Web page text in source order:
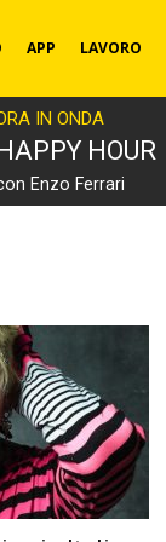
APP LAVORO
IN ONDA
HOUR
Enzo Ferrari